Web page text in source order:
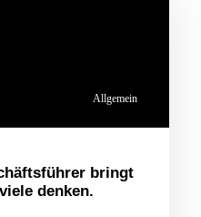
Allgemein
bringt
denken.